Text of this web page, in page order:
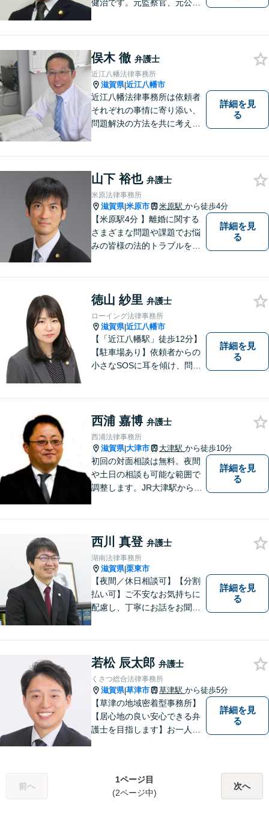
健治です。元監察官、元公務
俣木 徹 弁護士
近江八幡法律事務所
滋賀県|近江八幡市
近江八幡法律事務所は依頼者
それぞれの事情に寄り添い、
問題解決の方法を共に考える
ください。
詳細を見
る
山下 裕也 弁護士
米原法律事務所
滋賀県|米原市 米原駅 から徒歩4分
【米原駅4分 】離婚に関する
さまざまな問題や課題でお悩
みの皆様の法的トラブルを迅
詳細を見
る
徳山 紗里 弁護士
ローイング法律事務所
滋賀県|近江八幡市
【「近江八幡駅」徒歩12分】
【駐車場あり】依頼者からの
小さなSOSに耳を傾け、問題
相談ください。
詳細を見
る
西浦 嘉博 弁護士
西浦法律事務所
滋賀県|大津市 大津駅 から徒歩10分
初回の対面相談は無料。夜間
や土日の相談も可能な範囲で
調整します。JR大津駅から徒
位 弁護士ドットコムランキ
ング（2024年7月-2026年7月
現在）】
詳細を見
る
西川 真登 弁護士
湖南法律事務所
滋賀県|栗東市
【夜間／休日相談可】【分割
払い可】ご不安なお気持ちに
配慮し、丁寧にお話をお聞き
詳細を見
る
若松 辰太郎 弁護士
くさつ総合法律事務所
滋賀県|草津市 草津駅 から徒歩5分
【草津の地域密着型事務所】
【居心地の良い安心できる弁
護士を目指します】お一人お
大規模事務所にはできないき
め細やかさが魅力。お気軽に
詳細を見
る
前へ
1ページ目
(2ページ中)
次へ